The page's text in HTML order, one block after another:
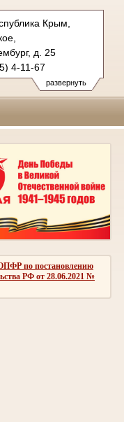
развернуть
Крым,
д. 25
4-11-67
по постановлению
РФ от 28.06.2021 №